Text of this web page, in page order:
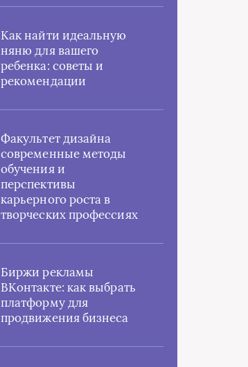
Как найти идеальную
няню для вашего
ребенка: советы и
рекомендации
Факультет дизайна
современные методы
обучения и
перспективы
карьерного роста в
творческих профессиях
Биржи рекламы
ВКонтакте: как выбрать
платформу для
продвижения бизнеса